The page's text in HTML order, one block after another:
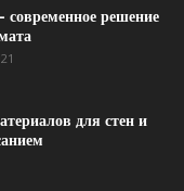
решение
для стен и